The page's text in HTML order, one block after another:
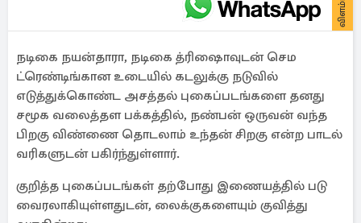
நடிகை நயன்தாரா, நடிகை த்ரிஷைாவுடன் செம
ட்ரெண்டிங்கான உடையில் கடலுக்கு நடுவில்
எடுத்துக்கொண்ட அசத்தல் புகைப்படங்களை தனது
சமூக வலைத்தள பக்கத்தில், நண்பன் ஒருவன் வந்த
பிறகு விண்ணை தொடலாம் உந்தன் சிறகு என்ற பாடல்
வரிகளுடன் பகிர்ந்துள்ளார்.
குறித்த புகைப்படங்கள் தற்போது இணையத்தில் படு
வைரலாகியுள்ளதுடன், லைக்குகளையும் குவித்து